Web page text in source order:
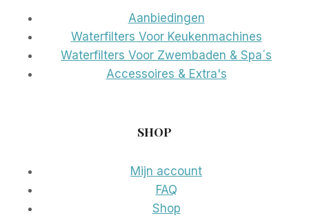
Aanbiedingen
Waterfilters Voor Keukenmachines
Waterfilters Voor Zwembaden & Spa´s
Accessoires & Extra's
SHOP
Mijn account
FAQ
Shop